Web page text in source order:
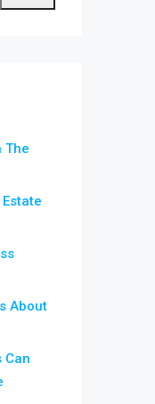
The
About
Can